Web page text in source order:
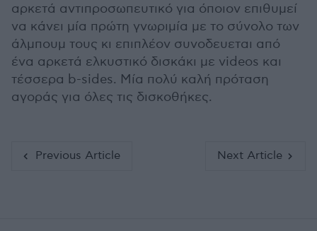
αρκετά αντιπροσωπευτικό για όποιον επιθυμεί
να κάνει μία πρώτη γνωριμία με το σύνολο των
άλμπουμ τους κι επιπλέον συνοδευεται από
ένα αρκετά ελκυστικό δισκάκι με videos και
τέσσερα b-sides. Μία πολύ καλή πρόταση
αγοράς για όλες τις δισκοθήκες.
Previous Article Next Article